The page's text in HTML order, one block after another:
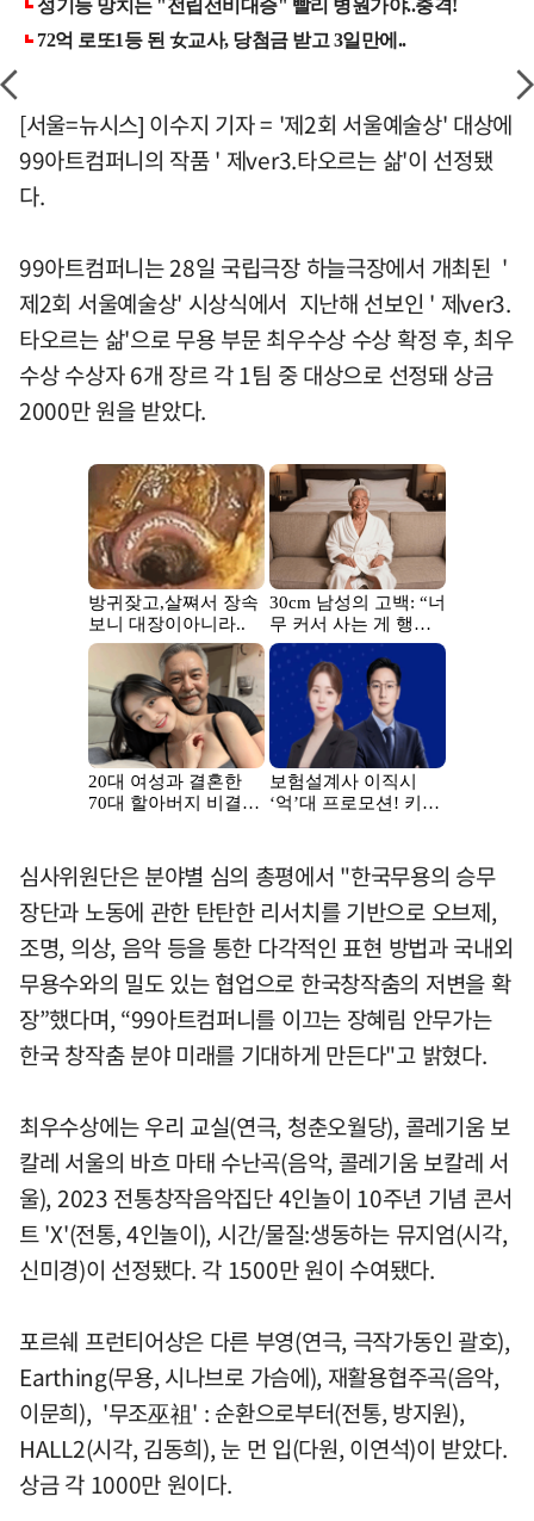
[서울=뉴시스] 이수지 기자 = '제2회 서울예술상' 대상에
99아트컴퍼니의 작품 ' 제ver3.타오르는 삶'이 선정됐
다.
99아트컴퍼니는 28일 국립극장 하늘극장에서 개최된 '
제2회 서울예술상' 시상식에서 지난해 선보인 ' 제ver3.
타오르는 삶'으로 무용 부문 최우수상 수상 확정 후, 최우
수상 수상자 6개 장르 각 1팀 중 대상으로 선정돼 상금
2000만 원을 받았다.
심사위원단은 분야별 심의 총평에서 "한국무용의 승무
장단과 노동에 관한 탄탄한 리서치를 기반으로 오브제,
조명, 의상, 음악 등을 통한 다각적인 표현 방법과 국내외
무용수와의 밀도 있는 협업으로 한국창작춤의 저변을 확
장”했다며, “99아트컴퍼니를 이끄는 장혜림 안무가는
한국 창작춤 분야 미래를 기대하게 만든다"고 밝혔다.
최우수상에는 우리 교실(연극, 청춘오월당), 콜레기움 보
칼레 서울의 바흐 마태 수난곡(음악, 콜레기움 보칼레 서
울), 2023 전통창작음악집단 4인놀이 10주년 기념 콘서
트 'X'(전통, 4인놀이), 시간/물질:생동하는 뮤지엄(시각,
신미경)이 선정됐다. 각 1500만 원이 수여됐다.
포르쉐 프런티어상은 다른 부영(연극, 극작가동인 괄호),
Earthing(무용, 시나브로 가슴에), 재활용협주곡(음악,
이문희), '무조巫祖' : 순환으로부터(전통, 방지원),
HALL2(시각, 김동희), 눈 먼 입(다원, 이연석)이 받았다.
상금 각 1000만 원이다.